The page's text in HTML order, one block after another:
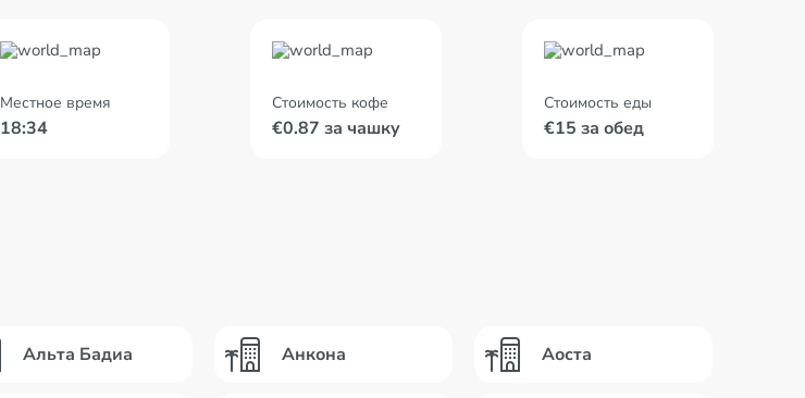
Местное время
18:34
Стоимость кофе
€0.87 за чашку
Стоимость еды
€15 за обед
Альта Бадиа Анкона Аоста